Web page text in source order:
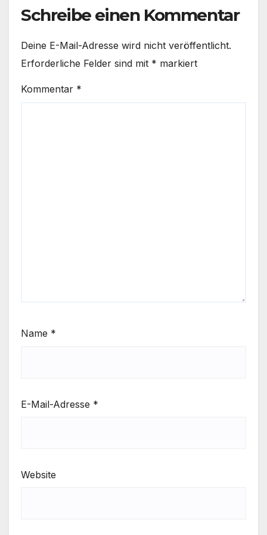
Schreibe einen Kommentar
Deine E-Mail-Adresse wird nicht veröffentlicht.
Erforderliche Felder sind mit * markiert
Kommentar *
Name *
E-Mail-Adresse *
Website